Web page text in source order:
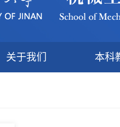
关于我们 本科